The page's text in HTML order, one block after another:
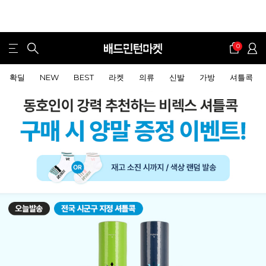
0
확딜 NEW BEST 라켓 의류 신발 가방 셔틀콕